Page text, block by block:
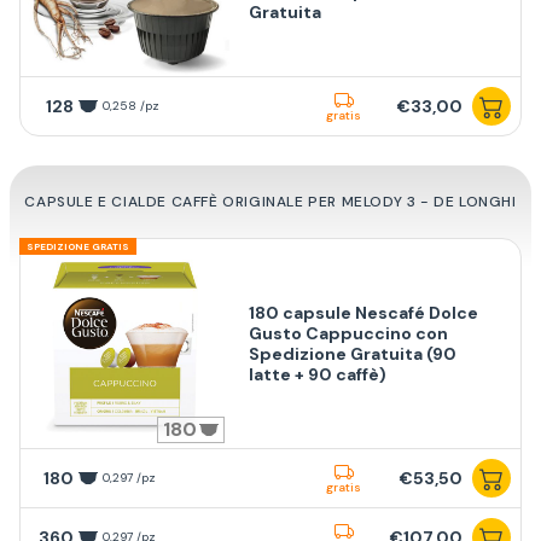
Gratuita
128 0,258 /pz
gratis €33,00
CAPSULE E CIALDE CAFFÈ ORIGINALE PER MELODY 3 - DE LONGHI
SPEDIZIONE GRATIS
180
180 capsule Nescafé Dolce
Gusto Cappuccino con
Spedizione Gratuita (90
latte + 90 caffè)
180 0,297 /pz
gratis €53,50
0,297 /pz